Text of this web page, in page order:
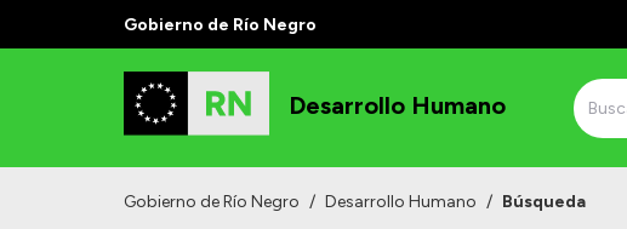
Gobierno de Río Negro
Desarrollo Humano
Gobierno de Río Negro / Desarrollo Humano / Búsqueda